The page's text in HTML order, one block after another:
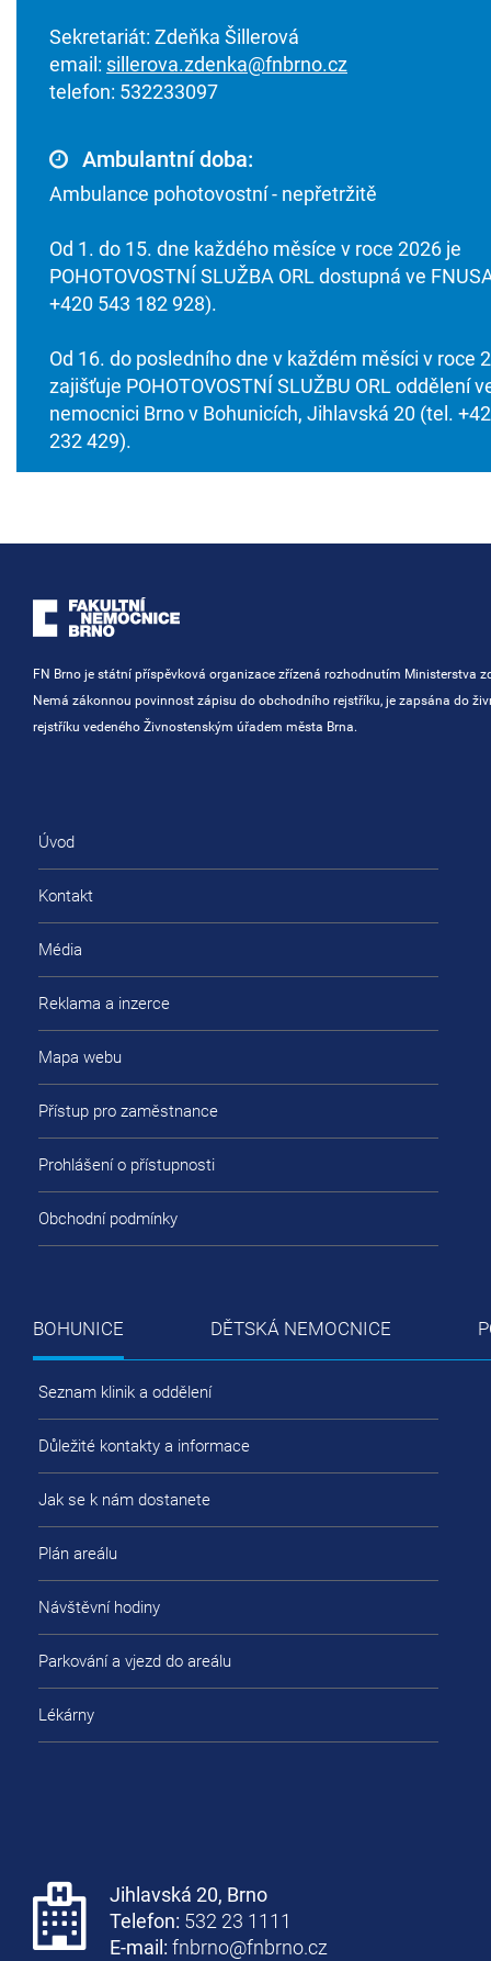
Sekretariát: Zdeňka Šillerová
email: sillerova.zdenka@fnbrno.cz
telefon: 532233097
Ambulantní doba:
Ambulance pohotovostní - nepřetržitě
Od 1. do 15. dne každého měsíce v roce 2026 je
POHOTOVOSTNÍ SLUŽBA ORL dostupná ve
+420 543 182 928).
Od 16. do posledního dne v každém měsíci v roce
zajišťuje POHOTOVOSTNÍ SLUŽBU ORL oddělení
nemocnici Brno v Bohunicích, Jihlavská 20 (tel.
232 429).
FN Brno je státní příspěvková organizace zřízená rozhodnutím Ministerstva
Nemá zákonnou povinnost zápisu do obchodního rejstříku, je zapsána do
rejstříku vedeného Živnostenským úřadem města Brna.
Úvod
Kontakt
Média
Reklama a inzerce
Mapa webu
Přístup pro zaměstnance
Prohlášení o přístupnosti
Obchodní podmínky
BOHUNICE DĚTSKÁ NEMOCNICE
Seznam klinik a oddělení
Důležité kontakty a informace
Jak se k nám dostanete
Plán areálu
Návštěvní hodiny
Parkování a vjezd do areálu
Lékárny
Jihlavská 20, Brno
Telefon: 532 23 1111
E-mail: fnbrno@fnbrno.cz